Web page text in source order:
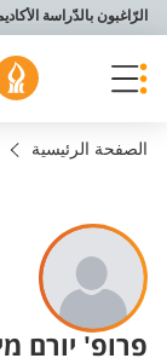
תפריט נגישות
الرّاغبون بالدّراسة
الصفحة الرئيسية
פרופ' יורם